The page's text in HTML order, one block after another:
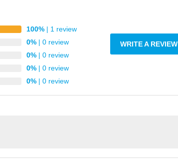
Pro.
100% | 1 review
0% | 0 review
0% | 0 review
0% | 0 review
0% | 0 review
WRITE A REVIEW